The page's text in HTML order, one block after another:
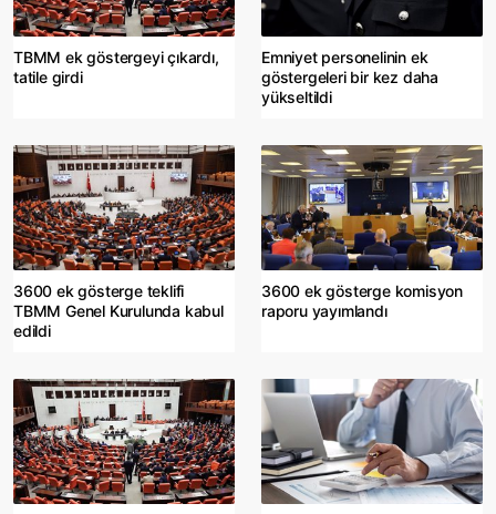
TBMM ek göstergeyi çıkardı,
tatile girdi
Emniyet personelinin ek
göstergeleri bir kez daha
yükseltildi
3600 ek gösterge teklifi
TBMM Genel Kurulunda kabul
edildi
3600 ek gösterge komisyon
raporu yayımlandı